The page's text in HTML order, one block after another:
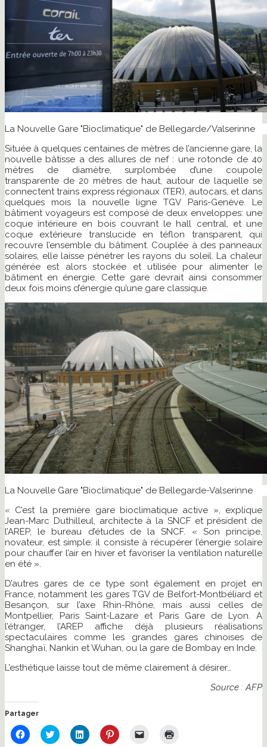
La Nouvelle Gare "Bioclimatique" de Bellegarde/Valserinne
Située à quelques centaines de mètres de l’ancienne gare, la
nouvelle bâtisse a des allures de nef : une rotonde de 40
mètres de diamètre, surplombée d’une coupole
transparente de 20 mètres de haut, autour de laquelle se
connectent trains express régionaux (TER), autocars, et dans
quelques mois la nouvelle ligne TGV Paris-Genève. Le
bâtiment voyageurs est composé de deux enveloppes: une
coque intérieure en bois couvrant le hall central, et une
coque extérieure translucide en téflon transparent, qui
recouvre l’ensemble du bâtiment. Couplée à des panneaux
solaires, elle laisse pénétrer les rayons du soleil. La chaleur
générée est alors stockée et utilisée pour alimenter le
bâtiment en énergie. Cette gare devrait ainsi consommer
deux fois moins d’énergie qu’une gare classique.
La Nouvelle Gare "Bioclimatique" de Bellegarde-Valserinne
« C’est la première gare bioclimatique active », explique
Jean-Marc Duthilleul, architecte à la SNCF et président de
l’AREP, le bureau d’études de la SNCF. « Son principe,
novateur, est simple: il consiste à récupérer l’énergie solaire
pour chauffer l’air en hiver et favoriser la ventilation naturelle
en été ».
D’autres gares de ce type sont également en projet en
France, notamment les gares TGV de Belfort-Montbéliard et
Besançon, sur l’axe Rhin-Rhône, mais aussi celles de
Montpellier, Paris Saint-Lazare et Paris Gare de Lyon. A
l’étranger, l’AREP affiche déjà plusieurs réalisations
spectaculaires comme les grandes gares chinoises de
Shanghaï, Nankin et Wuhan, ou la gare de Bombay en Inde.
L’esthétique laisse tout de même clairement à désirer…
Source : AFP
Partager
Cliquez
pour
Cliquez
pour
Cliquez
pour
Cliquez
pour
Cliquer